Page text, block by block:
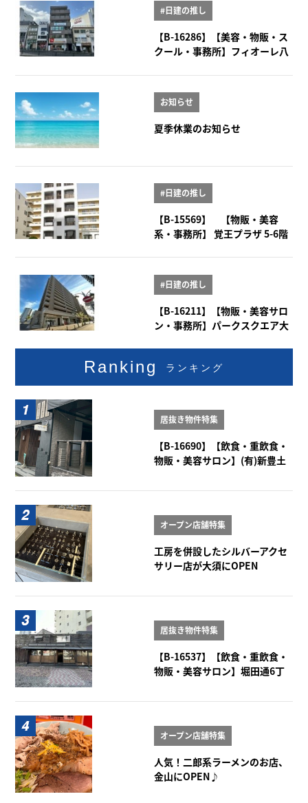
#日建の推し
【B-16286】【美容・物販・ス
クール・事務所】フィオーレ八
お知らせ
夏季休業のお知らせ
#日建の推し
【B-15569】 【物販・美容
系・事務所】 覚王プラザ 5-6階
#日建の推し
【B-16211】【物販・美容サロ
ン・事務所】パークスクエア大
Ranking ランキング
居抜き物件特集
【B-16690】【飲食・重飲食・
物販・美容サロン】(有)新豊土
オープン店舗特集
工房を併設したシルバーアクセ
サリー店が大須にOPEN
居抜き物件特集
【B-16537】【飲食・重飲食・
物販・美容サロン】堀田通6丁
オープン店舗特集
人気！二郎系ラーメンのお店、
金山にOPEN♪